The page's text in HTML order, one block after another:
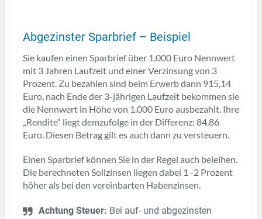
Abgezinster Sparbrief – Beispiel
Sie kaufen einen Sparbrief über 1.000 Euro Nennwert
mit 3 Jahren Laufzeit und einer Verzinsung von 3
Prozent. Zu bezahlen sind beim Erwerb dann 915,14
Euro, nach Ende der 3-jährigen Laufzeit bekommen sie
die Nennwert in Höhe von 1.000 Euro ausbezahlt. Ihre
„Rendite“ liegt demzufolge in der Differenz: 84,86
Euro. Diesen Betrag gilt es auch dann zu versteuern.
Einen Sparbrief können Sie in der Regel auch beleihen.
Die berechneten Sollzinsen liegen dabei 1 -2 Prozent
höher als bei den vereinbarten Habenzinsen.
Achtung Steuer: Bei auf- und abgezinsten